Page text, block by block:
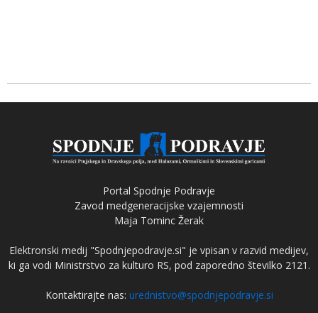
Portal Spodnje Podravje
Zavod medgeneracijske vzajemnosti
Maja Tominc Žerak
Elektronski medij "Spodnjepodravje.si" je vpisan v razvid medijev,
ki ga vodi Ministrstvo za kulturo RS, pod zaporedno številko 2121.
Kontaktirajte nas: urednistvo@spodnjepodravje.si